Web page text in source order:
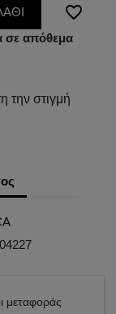
favorite_border
σε απόθεμα
την στιγμή
μεταφοράς